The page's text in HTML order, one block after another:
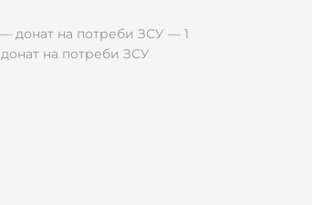
й виглядає найбільш акуратно.
на потреби ЗСУ